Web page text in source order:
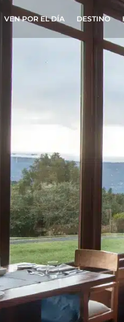
VEN POR EL DÍA DESTINO